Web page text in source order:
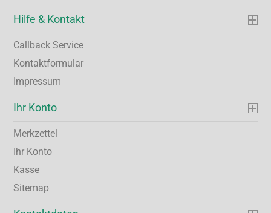
Hilfe & Kontakt
Callback Service
Kontaktformular
Impressum
Ihr Konto
Merkzettel
Ihr Konto
Kasse
Sitemap